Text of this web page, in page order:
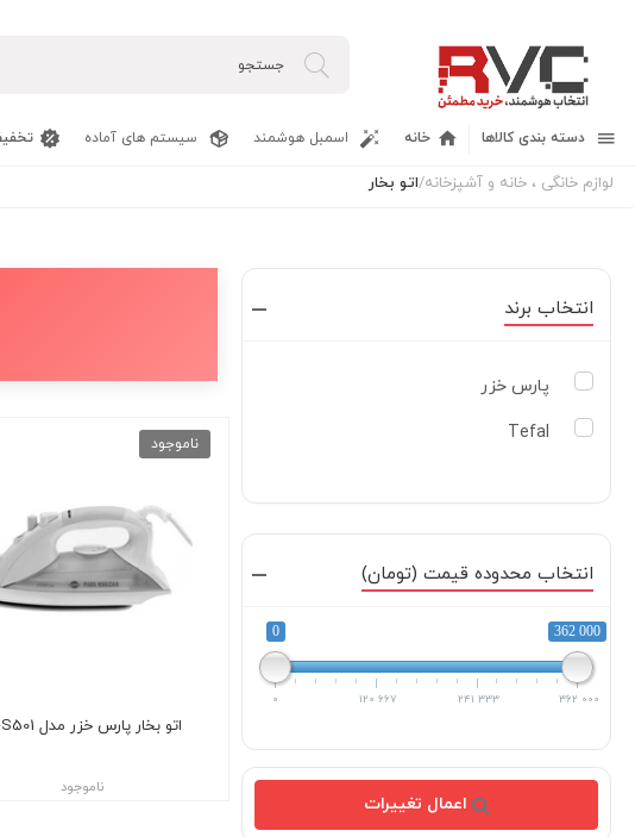
دسته بندی کالاها خانه اسمبل هوشمند سیستم های آماده
لوازم خانگی ، خانه و آشپزخانه/اتو بخار
انتخاب برند
پارس خزر
Tefal
انتخاب محدوده قیمت (تومان)
0 362 000
0 120 667 241 333 362 000
اعمال تغییرات
ناموجود
اتو بخار پارس خزر مدل SI-S501
ناموجود